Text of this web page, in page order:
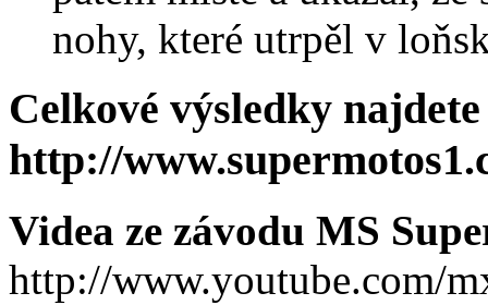
nohy, které utrpěl v
Celkové výsledky
http://
Videa ze závodu MS
http://www.youtube.com/